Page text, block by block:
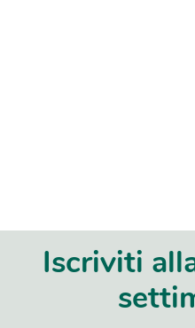
Iscriviti